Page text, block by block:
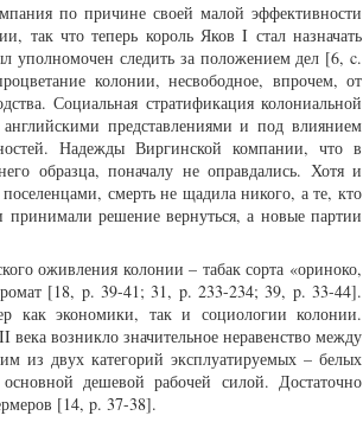
по причине своей малой эффективности
так что теперь король Яков I стал назначать
уполномочен следить за положением дел [6, c.
колонии, несвободное, впрочем, от
Социальная стратификация колониальной
представлениями и под влиянием
Надежды Виргинской компании, что в
образца, поначалу не оправдались. Хотя и
смерть не щадила никого, а те, кто
решение вернуться, а новые партии
оживления колонии – табак сорта «ориноко,
[18, p. 39-41; 31, p. 233-234; 39, p. 33-44].
как экономики, так и социологии колонии.
возникло значительное неравенство между
из двух категорий эксплуатируемых – белых
дешевой рабочей силой. Достаточно
[14, p. 37-38].